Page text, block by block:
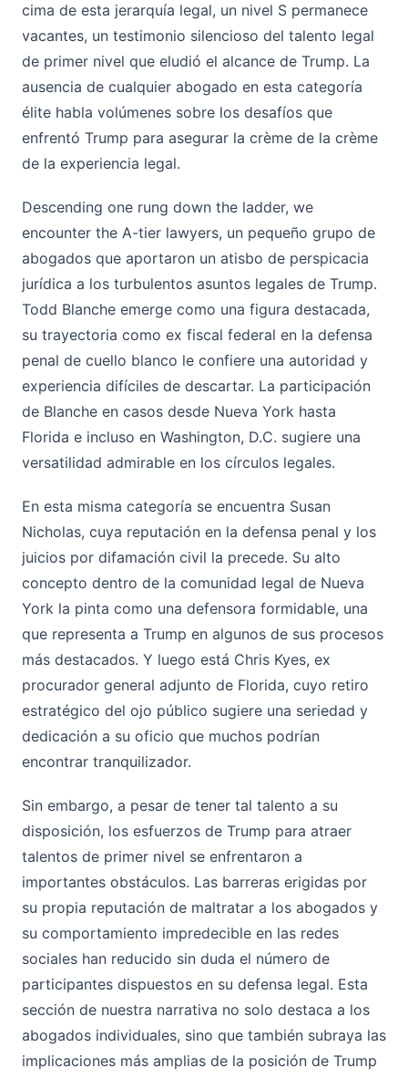
cima de esta jerarquía legal, un nivel S permanece
vacantes, un testimonio silencioso del talento legal
de primer nivel que eludió el alcance de Trump. La
ausencia de cualquier abogado en esta categoría
élite habla volúmenes sobre los desafíos que
enfrentó Trump para asegurar la crème de la crème
de la experiencia legal.
Descending one rung down the ladder, we
encounter the A-tier lawyers, un pequeño grupo de
abogados que aportaron un atisbo de perspicacia
jurídica a los turbulentos asuntos legales de Trump.
Todd Blanche emerge como una figura destacada,
su trayectoria como ex fiscal federal en la defensa
penal de cuello blanco le confiere una autoridad y
experiencia difíciles de descartar. La participación
de Blanche en casos desde Nueva York hasta
Florida e incluso en Washington, D.C. sugiere una
versatilidad admirable en los círculos legales.
En esta misma categoría se encuentra Susan
Nicholas, cuya reputación en la defensa penal y los
juicios por difamación civil la precede. Su alto
concepto dentro de la comunidad legal de Nueva
York la pinta como una defensora formidable, una
que representa a Trump en algunos de sus procesos
más destacados. Y luego está Chris Kyes, ex
procurador general adjunto de Florida, cuyo retiro
estratégico del ojo público sugiere una seriedad y
dedicación a su oficio que muchos podrían
encontrar tranquilizador.
Sin embargo, a pesar de tener tal talento a su
disposición, los esfuerzos de Trump para atraer
talentos de primer nivel se enfrentaron a
importantes obstáculos. Las barreras erigidas por
su propia reputación de maltratar a los abogados y
su comportamiento impredecible en las redes
sociales han reducido sin duda el número de
participantes dispuestos en su defensa legal. Esta
sección de nuestra narrativa no solo destaca a los
abogados individuales, sino que también subraya las
implicaciones más amplias de la posición de Trump